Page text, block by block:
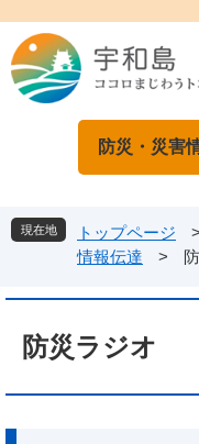
ジ
の
ュ
ー
本
文
防災・災害
現在地 トップページ >
情報伝達
>
防災ラジオ